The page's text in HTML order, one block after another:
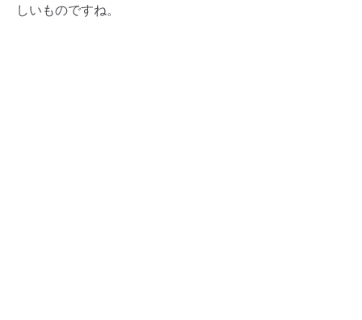
しいものですね。